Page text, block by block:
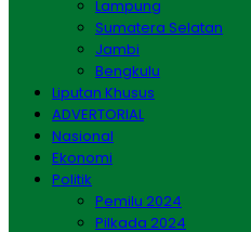
Lampung
Sumatera Selatan
Jambi
Bengkulu
Liputan Khusus
ADVERTORIAL
Nasional
Ekonomi
Politik
Pemilu 2024
Pilkada 2024